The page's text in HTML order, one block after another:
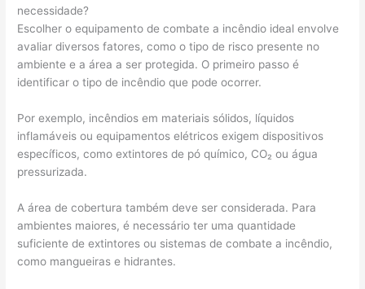
necessidade?
Escolher o equipamento de combate a incêndio ideal envolve
avaliar diversos fatores, como o tipo de risco presente no
ambiente e a área a ser protegida. O primeiro passo é
identificar o tipo de incêndio que pode ocorrer.
Por exemplo, incêndios em materiais sólidos, líquidos
inflamáveis ou equipamentos elétricos exigem dispositivos
específicos, como extintores de pó químico, CO₂ ou água
pressurizada.
A área de cobertura também deve ser considerada. Para
ambientes maiores, é necessário ter uma quantidade
suficiente de extintores ou sistemas de combate a incêndio,
como mangueiras e hidrantes.